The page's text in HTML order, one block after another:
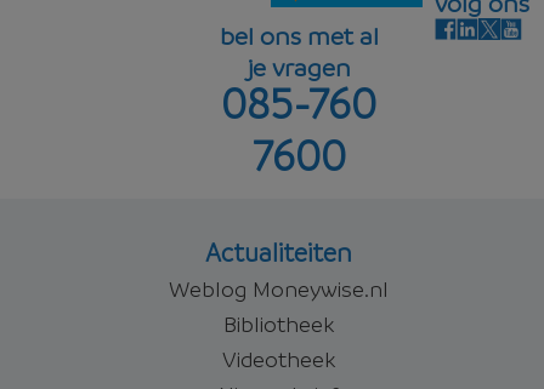
Offerte aanvragen
5,31%
bel ons met al
je vragen
085-760
7600
Actualiteiten
Weblog Moneywise.nl
Bibliotheek
Videotheek